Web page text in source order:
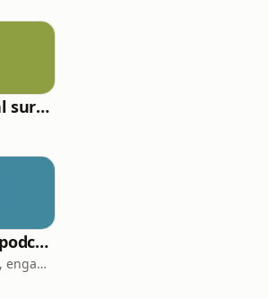
Camille Combal sur NRJ
Bloom Up - Le podcast des parents d'aujourd'hui
Elodie ROCCA (DRH, engagée pour une parentalité épanouie)